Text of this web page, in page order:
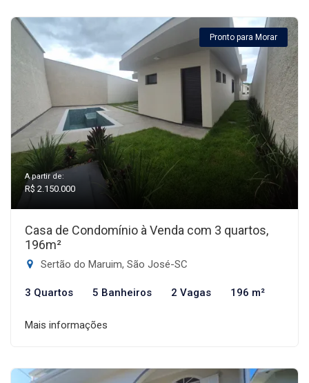
Pronto para Morar
A partir de:
R$ 2.150.000
Casa de Condomínio à Venda com 3 quartos,
196m²
Sertão do Maruim, São José-SC
3 Quartos 5 Banheiros 2 Vagas 196 m²
Mais informações